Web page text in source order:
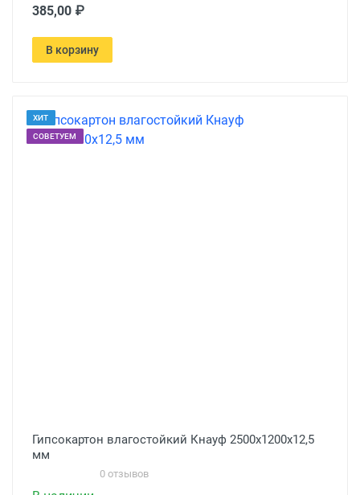
385,00 ₽
В корзину
ХИТ
СОВЕТУЕМ
Гипсокартон влагостойкий Кнауф 2500х1200х12,5
мм
0 отзывов